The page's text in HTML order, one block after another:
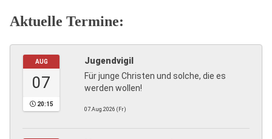
Aktuelle Termine:
AUG
07
20:15
Jugendvigil
Für junge Christen und solche, die es
werden wollen!
07.Aug.2026 (Fr)